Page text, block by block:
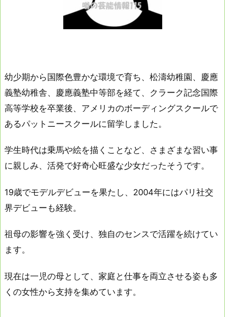
幼少期から国際色豊かな環境で育ち、松濤幼稚園、慶應
義塾幼稚舎、慶應義塾中等部を経て、クラーク記念国際
高等学校を卒業後、アメリカのボーディングスクールで
あるパットニースクールに留学しました。
学生時代は乗馬や絵を描くことなど、さまざまな習い事
に親しみ、活発で好奇心旺盛な少女だったそうです。
19歳でモデルデビューを果たし、2004年にはパリ社交
界デビューも経験。
祖母の影響を強く受け、独自のセンスで活躍を続けてい
ます。
現在は一児の母として、家庭と仕事を両立させる姿も多
くの女性から支持を集めています。